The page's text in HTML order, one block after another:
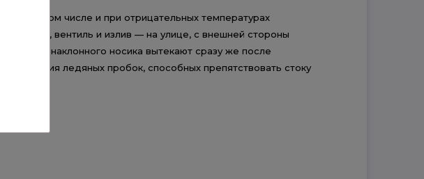
в том числе и при отрицательных температурах
вентиль и излив — на улице, с внешней стороны
из наклонного носика вытекают сразу же после
ледяных пробок, способных препятствовать стоку